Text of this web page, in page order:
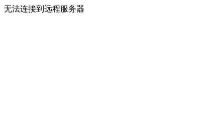
无法连接到远程服务器